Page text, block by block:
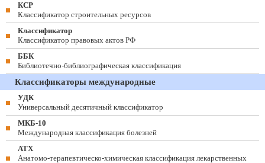
КСР
Классификатор строительных ресурсов
Классификатор
Классификатор правовых актов РФ
ББК
Библиотечно-библиографическая классификация
Классификаторы международные
УДК
Универсальный десятичный классификатор
МКБ-10
Международная классификация болезней
АТХ
Анатомо-терапевтическо-химическая классификация лекарственных